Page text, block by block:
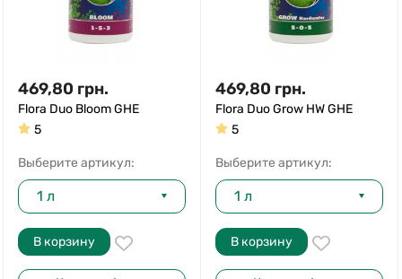
469,80 грн.
Flora Duo Bloom GHE
5
Выберите артикул:
1 л
В корзину
469,80 грн.
Flora Duo Grow HW GHE
5
Выберите артикул:
1 л
В корзину